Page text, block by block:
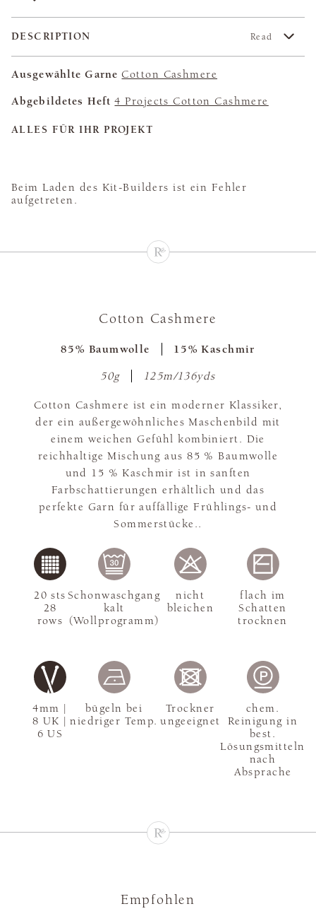
DESCRIPTION Read
Ausgewählte Garne Cotton Cashmere
Abgebildetes Heft 4 Projects Cotton Cashmere
ALLES FÜR IHR PROJEKT
Beim Laden des Kit-Builders ist ein Fehler
aufgetreten.
Cotton Cashmere
85% Baumwolle 15% Kaschmir
50g 125m/136yds
Cotton Cashmere ist ein moderner Klassiker,
der ein außergewöhnliches Maschenbild mit
einem weichen Gefühl kombiniert. Die
reichhaltige Mischung aus 85 % Baumwolle
und 15 % Kaschmir ist in sanften
Farbschattierungen erhältlich und das
perfekte Garn für auffällige Frühlings- und
Sommerstücke..
4mm |
8 UK |
6 US
20 sts
28
rows
Schonwaschgang
kalt
(Wollprogramm)
nicht
bleichen
flach im
Schatten
trocknen
bügeln bei
niedriger Temp.
Trockner
ungeeignet
chem.
Reinigung in
best.
Lösungsmitteln
nach
Absprache
Empfohlen